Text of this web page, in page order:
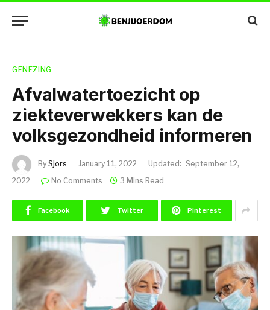
GENEZING
Afvalwatertoezicht op
ziekteverwekkers kan de
volksgezondheid informeren
By Sjors January 11, 2022 Updated: September 12,
2022
No Comments 3 Mins Read
Facebook Twitter Pinterest